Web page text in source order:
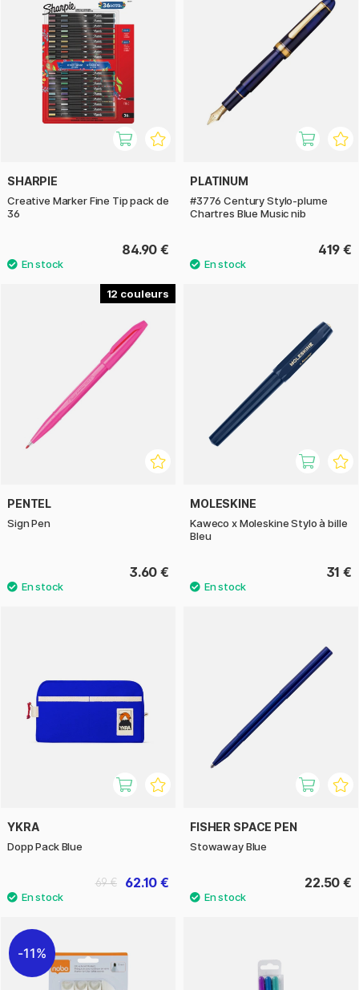
SHARPIE
Creative Marker Fine Tip pack de
36
84.90 €
PLATINUM
#3776 Century Stylo-plume
Chartres Blue Music nib
419 €
12
PENTEL
Sign Pen
3.60 €
MOLESKINE
Kaweco x Moleskine Stylo à bille
Bleu
31 €
YKRA
Dopp Pack Blue
62.10 €
69 €
FISHER SPACE PEN
Stowaway Blue
22.50 €
11%